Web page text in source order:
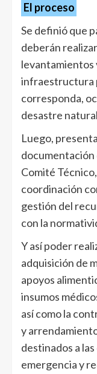
El proceso
Se definió que
deberán
levantamientos
infraestructura
corresponda,
desastre
Luego,
Comité
coordinación
gestión del
con la
Y así poder
adquisición de
apoyos
insumos
así como la
y
destinados a
emergencia y